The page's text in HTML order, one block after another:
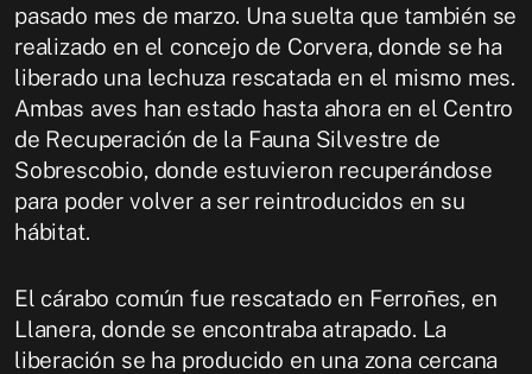
pasado mes de marzo. Una suelta que también se
realizado en el concejo de Corvera, donde se ha
liberado una lechuza rescatada en el mismo mes.
Ambas aves han estado hasta ahora en el Centro
de Recuperación de la Fauna Silvestre de
Sobrescobio, donde estuvieron recuperándose
para poder volver a ser reintroducidos en su
hábitat.
El cárabo común fue rescatado en Ferroñes, en
Llanera, donde se encontraba atrapado. La
liberación se ha producido en una zona cercana